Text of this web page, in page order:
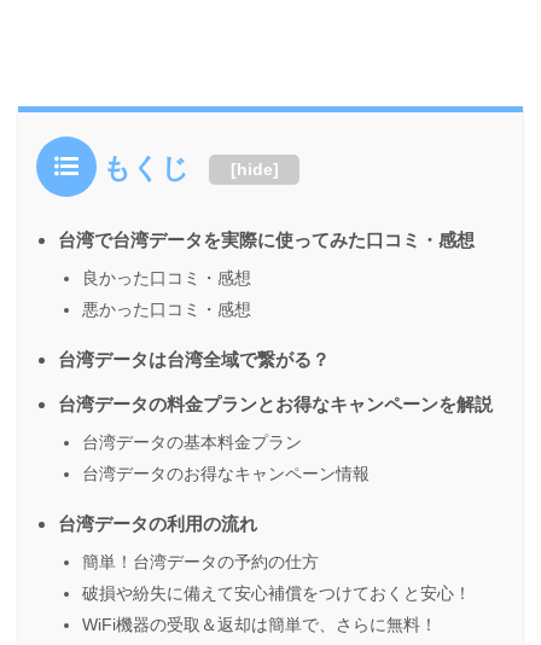
もくじ [hide]
台湾で台湾データを実際に使ってみた口コミ・感想
良かった口コミ・感想
悪かった口コミ・感想
台湾データは台湾全域で繋がる？
台湾データの料金プランとお得なキャンペーンを解説
台湾データの基本料金プラン
台湾データのお得なキャンペーン情報
台湾データの利用の流れ
簡単！台湾データの予約の仕方
破損や紛失に備えて安心補償をつけておくと安心！
WiFi機器の受取＆返却は簡単で、さらに無料！